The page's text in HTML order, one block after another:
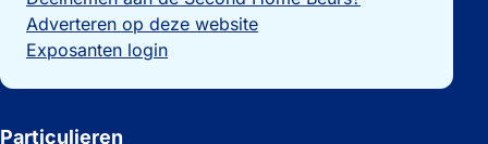
Adverteren op deze website
Exposanten login
Particulieren